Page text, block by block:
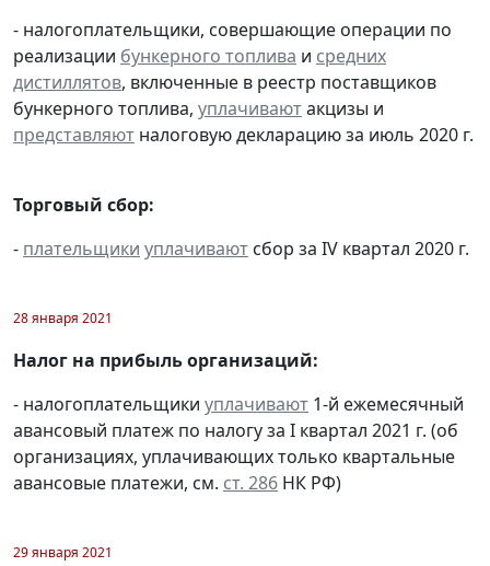
- налогоплательщики, совершающие операции по
реализации бункерного топлива и средних
дистиллятов, включенные в реестр поставщиков
бункерного топлива, уплачиваютакцизы и
представляют налоговую декларацию за июль 2020 г.
Торговый сбор:
- плательщики уплачивают сбор за IV квартал 2020 г.
28 января 2021
Налог на прибыль организаций:
- налогоплательщики уплачивают 1-й ежемесячный
авансовый платеж по налогу за I квартал 2021 г. (об
организациях, уплачивающих только квартальные
авансовые платежи, см. ст. 286 НК РФ)
29 января 2021